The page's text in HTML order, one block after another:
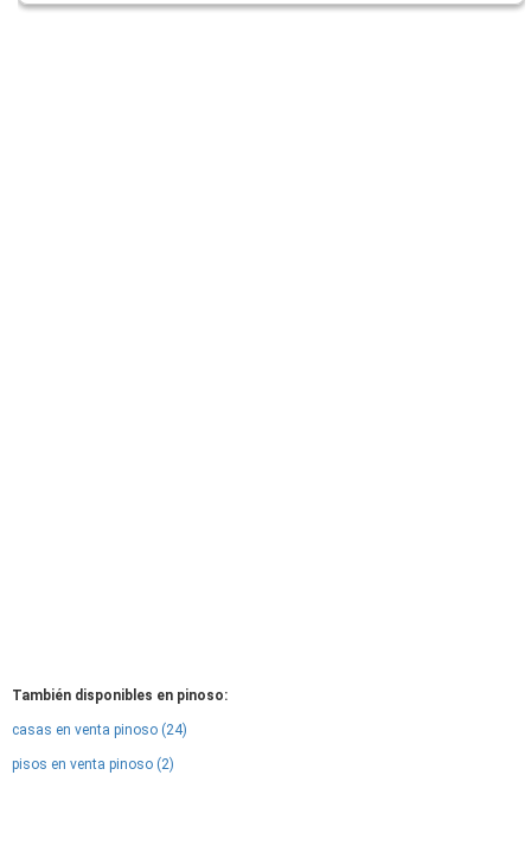
También disponibles en pinoso:
casas en venta pinoso (24)
pisos en venta pinoso (2)